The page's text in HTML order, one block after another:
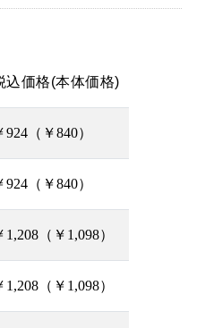
込価格(本体価格)
924（￥840）
924（￥840）
1,208（￥1,098）
1,208（￥1,098）